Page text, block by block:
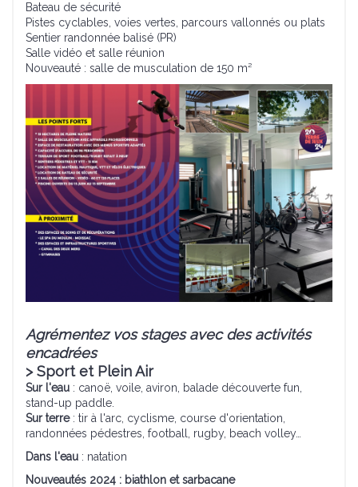
Bateau de sécurité
Pistes cyclables, voies vertes, parcours vallonnés ou plats
Sentier randonnée balisé (PR)
Salle vidéo et salle réunion
Nouveauté : salle de musculation de 150 m²
Agrémentez vos stages avec des activités
encadrées
> Sport et Plein Air
Sur l'eau : canoë, voile, aviron, balade découverte fun,
stand-up paddle.
Sur terre: tir à l'arc, cyclisme, course d'orientation,
randonnées pédestres, football, rugby, beach volley…
Dans l'eau : natation
Nouveautés 2024 : biathlon et sarbacane